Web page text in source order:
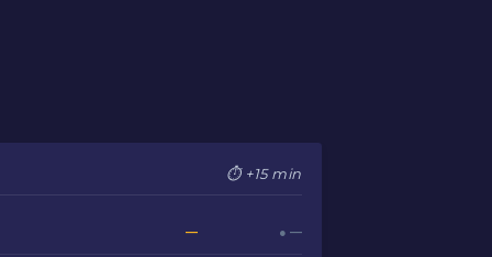
⏱ +15 min
— ● —